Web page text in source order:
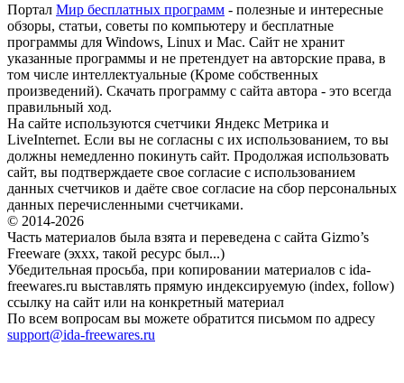
Портал Мир бесплатных программ - полезные и интересные
обзоры, статьи, советы по компьютеру и бесплатные
программы для Windows, Linux и Mac. Сайт не хранит
указанные программы и не претендует на авторские права, в
том числе интеллектуальные (Кроме собственных
произведений). Скачать программу с сайта автора - это всегда
правильный ход.
На сайте используются счетчики Яндекс Метрика и
LiveInternet. Если вы не согласны с их использованием, то вы
должны немедленно покинуть сайт. Продолжая использовать
сайт, вы подтверждаете свое согласие с использованием
данных счетчиков и даёте свое согласие на сбор персональных
данных перечисленными счетчиками.
© 2014-2026
Часть материалов была взята и переведена с сайта Gizmo’s
Freeware (эххх, такой ресурс был...)
Убедительная просьба, при копировании материалов с ida-
freewares.ru выставлять прямую индексируемую (index, follow)
ссылку на сайт или на конкретный материал
По всем вопросам вы можете обратится письмом по адресу
support@ida-freewares.ru